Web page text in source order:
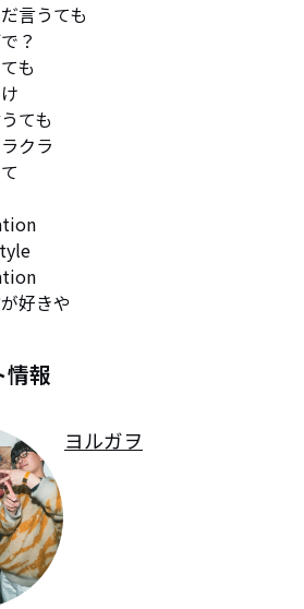
言うても
？
も
ても
クラ
好きや
情報
ヨルガヲ